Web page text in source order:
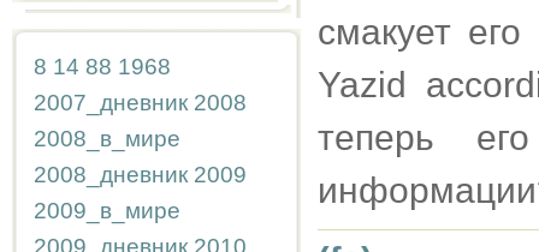
8 14 88 1968
2007_дневник 2008
2008_в_мире
2008_дневник 2009
2009_в_мире
2009_дневник 2010
смакует
Yazid
теперь